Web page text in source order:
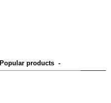
Popular products